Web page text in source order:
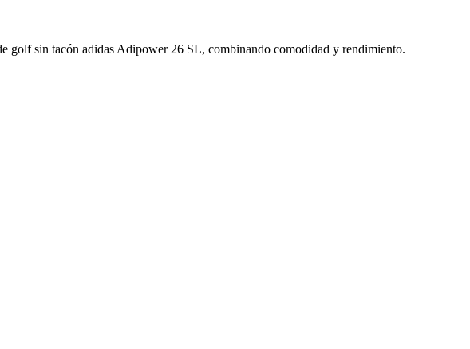
golf sin tacón adidas Adipower 26 SL, combinando comodidad y rendimiento.